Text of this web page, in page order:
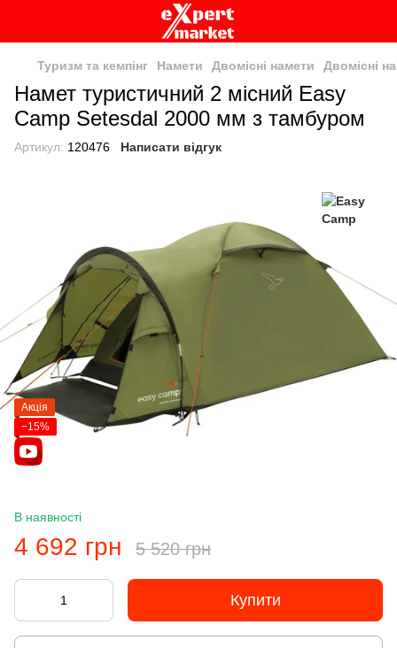
Туризм та кемпінг Намети Двомісні намети Двомісні
Намет туристичний 2 місний Easy
Camp Setesdal 2000 мм з тамбуром
Артикул: 120476 Написати відгук
Акція
−15%
В наявності
4 692 грн 5 520 грн
Купити